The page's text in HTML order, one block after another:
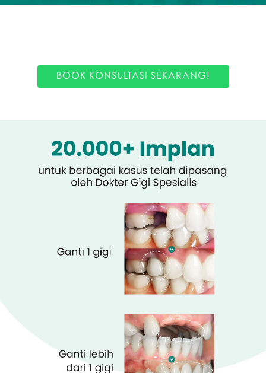
BOOK KONSULTASI SEKARANG!